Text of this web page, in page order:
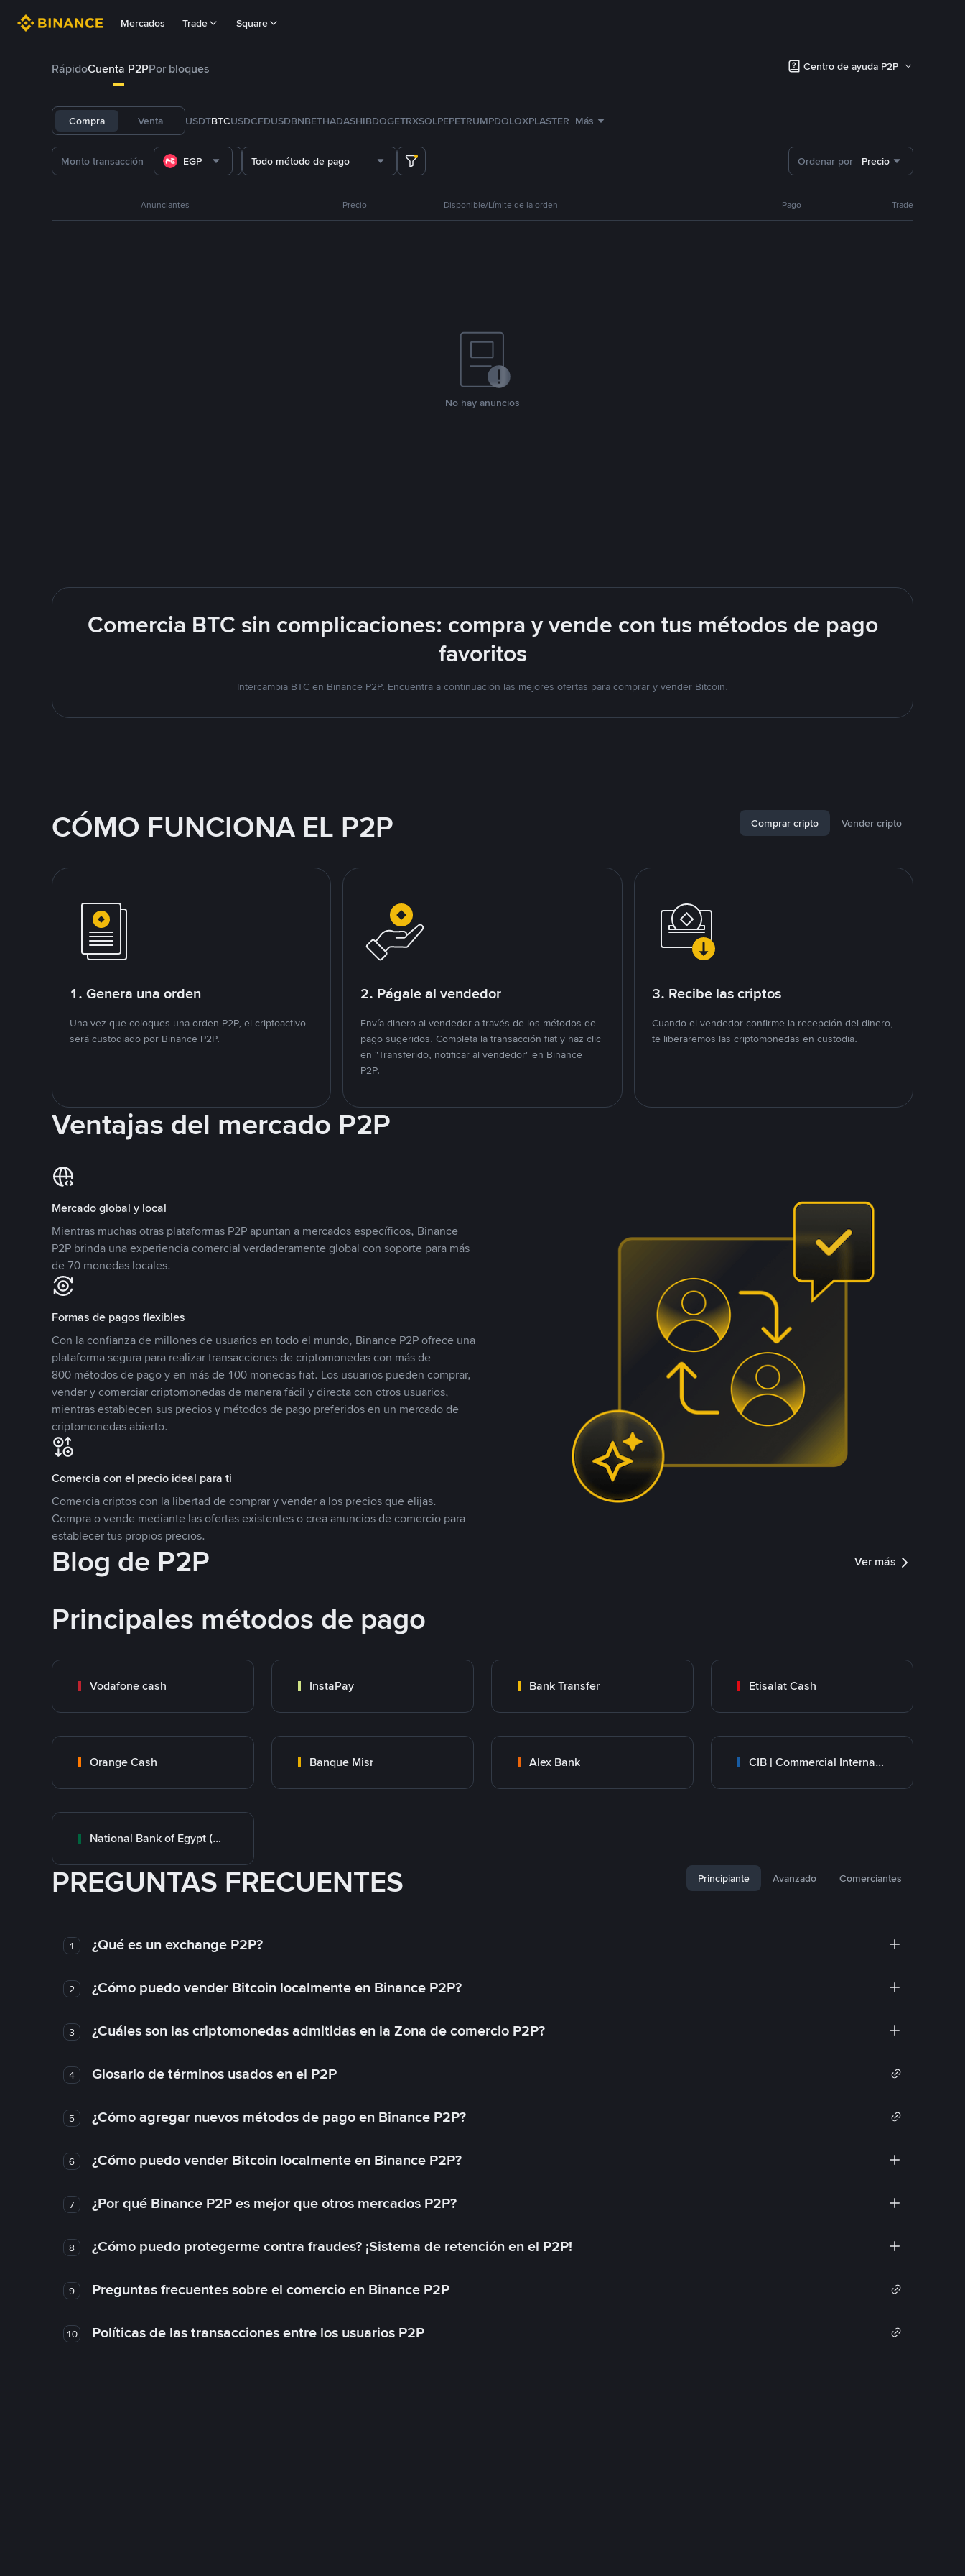
Mercados Trade Square
RápidoCuenta P2PPor bloques Centro de ayuda P2P
Compra Venta USDTBTCUSDCFDUSDBNBETHADASHIBDOGETRXSOLPEPETRUMPDOLOXPLASTER Más
EGP Todo método de pago Ordenar por Precio
Anunciantes Precio Disponible/Límite de la orden Pago Trade
No hay anuncios
Comercia BTC sin complicaciones: compra y vende con tus métodos de pago
favoritos
Intercambia BTC en Binance P2P. Encuentra a continuación las mejores ofertas para comprar y vender Bitcoin.
CÓMO FUNCIONA EL P2P Comprar cripto Vender cripto
1. Genera una orden
Una vez que coloques una orden P2P, el criptoactivo
será custodiado por Binance P2P.
2. Págale al vendedor
Envía dinero al vendedor a través de los métodos de
pago sugeridos. Completa la transacción fiat y haz clic
en "Transferido, notificar al vendedor" en Binance
P2P.
3. Recibe las criptos
Cuando el vendedor confirme la recepción del dinero,
te liberaremos las criptomonedas en custodia.
Ventajas del mercado P2P
Mercado global y local
Mientras muchas otras plataformas P2P apuntan a mercados específicos, Binance
P2P brinda una experiencia comercial verdaderamente global con soporte para más
de 70 monedas locales.
Formas de pagos flexibles
Con la confianza de millones de usuarios en todo el mundo, Binance P2P ofrece una
plataforma segura para realizar transacciones de criptomonedas con más de
800 métodos de pago y en más de 100 monedas fiat. Los usuarios pueden comprar,
vender y comerciar criptomonedas de manera fácil y directa con otros usuarios,
mientras establecen sus precios y métodos de pago preferidos en un mercado de
criptomonedas abierto.
Comercia con el precio ideal para ti
Comercia criptos con la libertad de comprar y vender a los precios que elijas.
Compra o vende mediante las ofertas existentes o crea anuncios de comercio para
establecer tus propios precios.
Blog de P2P Ver más
Principales métodos de pago
Vodafone cash InstaPay Bank Transfer Etisalat Cash
Orange Cash Banque Misr Alex Bank CIB | Commercial International Bank Egypt
National Bank of Egypt (NBE)
PREGUNTAS FRECUENTES Principiante Avanzado Comerciantes
1 ¿Qué es un exchange P2P?
2 ¿Cómo puedo vender Bitcoin localmente en Binance P2P?
3 ¿Cuáles son las criptomonedas admitidas en la Zona de comercio P2P?
4 Glosario de términos usados en el P2P
5 ¿Cómo agregar nuevos métodos de pago en Binance P2P?
6 ¿Cómo puedo vender Bitcoin localmente en Binance P2P?
7 ¿Por qué Binance P2P es mejor que otros mercados P2P?
8 ¿Cómo puedo protegerme contra fraudes? ¡Sistema de retención en el P2P!
9 Preguntas frecuentes sobre el comercio en Binance P2P
10 Políticas de las transacciones entre los usuarios P2P